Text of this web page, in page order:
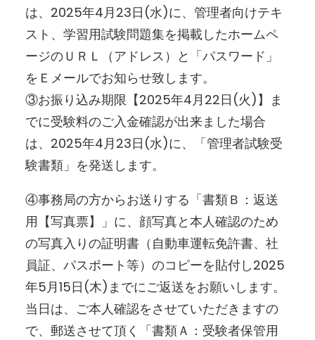
は、2025年4月23日(水)に、管理者向けテキ
スト、学習用試験問題集を掲載したホームペ
ージのＵＲＬ（アドレス）と「パスワード」
をＥメールでお知らせ致します。
③お振り込み期限【2025年4月22日(火)】ま
でに受験料のご入金確認が出来ました場合
は、2025年4月23日(水)に、「管理者試験受
験書類」を発送します。
④事務局の方からお送りする「書類Ｂ：返送
用【写真票】」に、顔写真と本人確認のため
の写真入りの証明書（自動車運転免許書、社
員証、パスポート等）のコピーを貼付し2025
年5月15日(木)までにご返送をお願いします。
当日は、ご本人確認をさせていただきますの
で、郵送させて頂く「書類Ａ：受験者保管用